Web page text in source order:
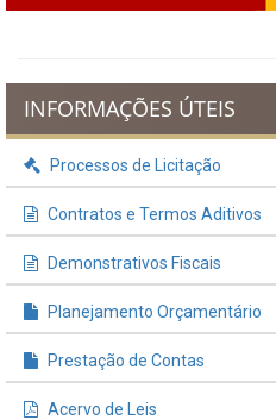
INFORMAÇÕES ÚTEIS
Processos de Licitação
Contratos e Termos Aditivos
Demonstrativos Fiscais
Planejamento Orçamentário
Prestação de Contas
Acervo de Leis